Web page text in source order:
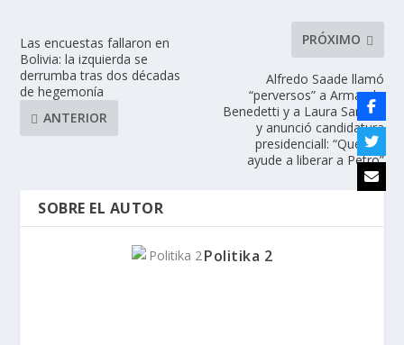
Las encuestas fallaron en
Bolivia: la izquierda se
derrumba tras dos décadas
de hegemonía
ANTERIOR
PRÓXIMO
Alfredo Saade llamó
“perversos” a Armando
Benedetti y a Laura Sarabia
y anunció candidatura
presidenciall: “Que me
ayude a liberar a Petro”
SOBRE EL AUTOR
Politika 2